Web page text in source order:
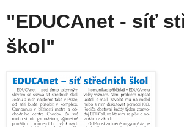
"EDUCAnet - síť
škol"